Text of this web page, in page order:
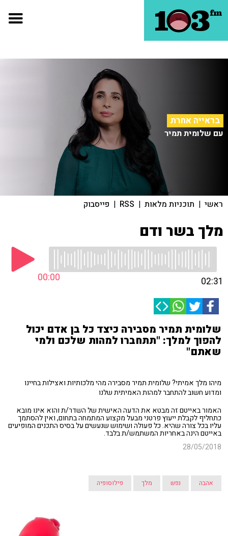
בראייה אחרת
עם שלומית תמיר
ראשי | תוכניות מלאות |
RSS
| פייסבוק
מלך בשר ודם
00:00 02:31
שלומית תמיר מסבירה כיצד כל בן אדם יכול
להפוך למלך: "תתחברו למהות שלכם ולמי
שאתם"
מיהו מלך אמיתי? שלומית תמיר מסבירה מהי מלכותיות ואצילות בחיינו
ומדוע חשוב להתחבר למהות האמיתית שלנו
האמור באייטם זה מבטא את הדעה האישית של השדר/ת והוא אינו מובא
כתחליף לקבלת ייעוץ פרטני מבעל מקצוע המתמחה בתחום, ואין להסתמך
עליו בכל צורה שהיא. כל פעולה ושימוש שנעשים על בסיס התכנים המופיעים
באייטם הינה באחריות המשתמש/ת בלבד.
28/05/2018
אהבה נפש מלך פילוסופיה